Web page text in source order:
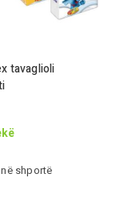
tavaglioli
shportë